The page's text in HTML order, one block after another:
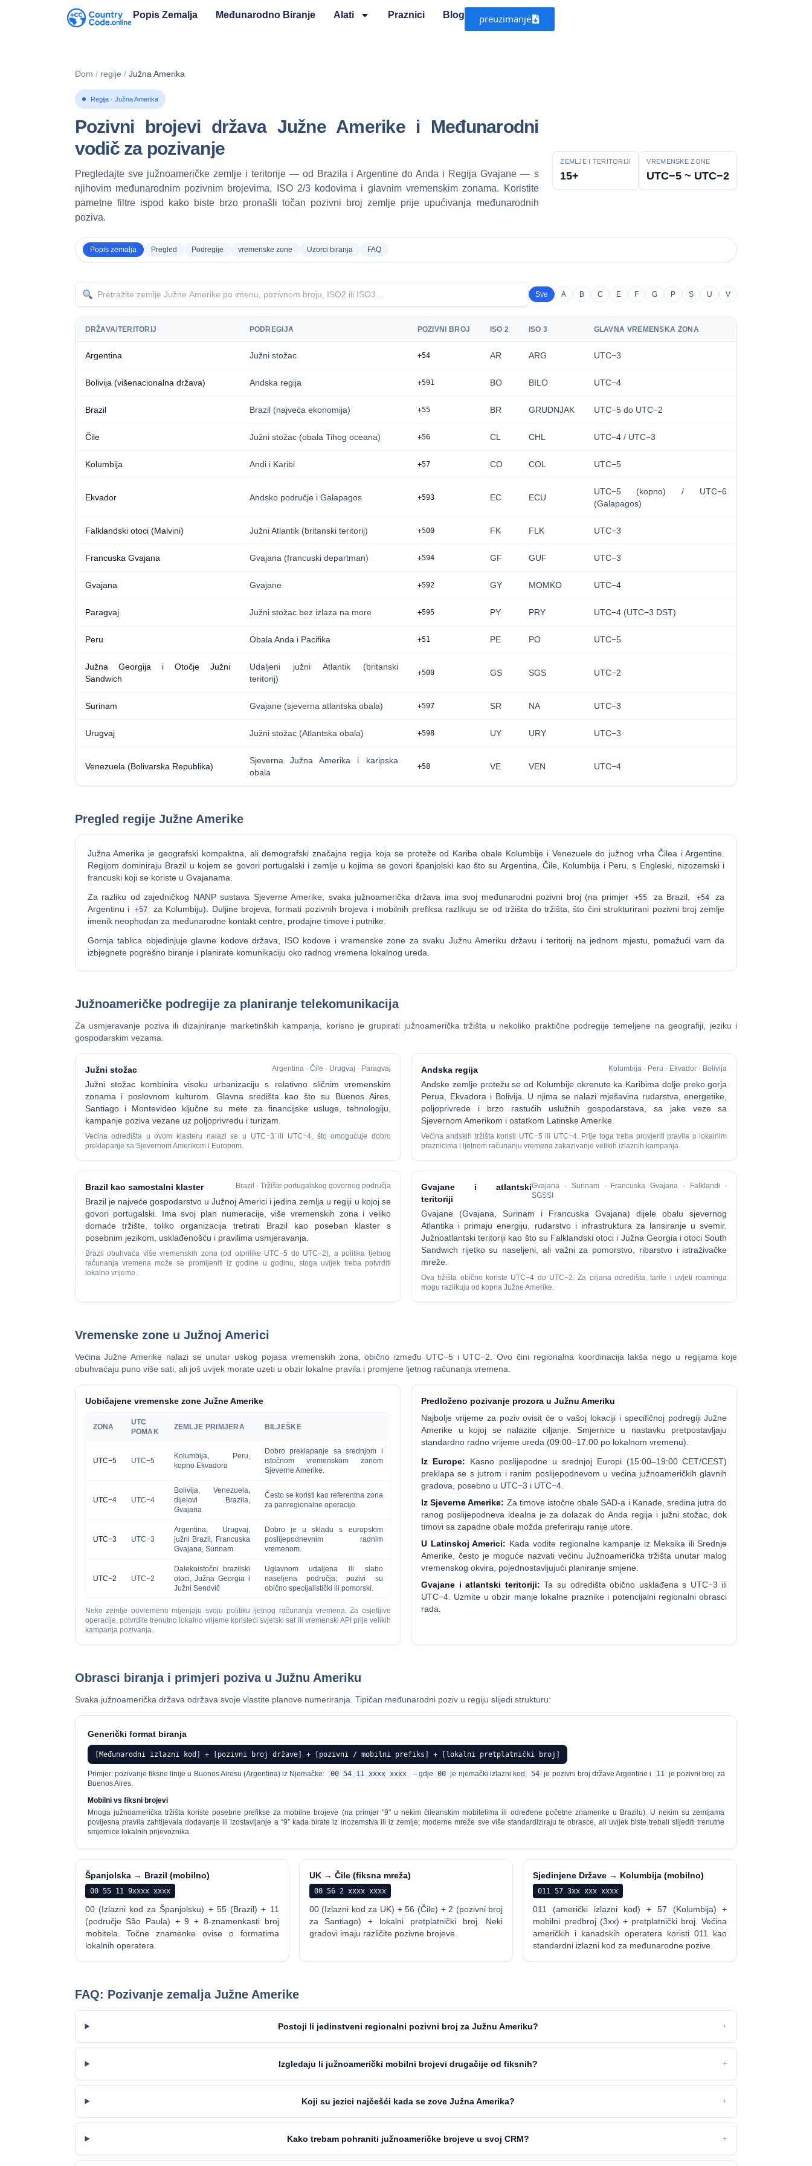
Popis Zemalja Međunarodno Biranje Alati Praznici Blog preuzimanje
Dom / regije / Južna Amerika
Regija · Južna Amerika
Pozivni brojevi država Južne Amerike i Međunarodni
vodič za pozivanje
Pregledajte sve južnoameričke zemlje i teritorije — od Brazila i Argentine do Anda i Regija Gvajane — s
njihovim međunarodnim pozivnim brojevima, ISO 2/3 kodovima i glavnim vremenskim zonama. Koristite
pametne filtre ispod kako biste brzo pronašli točan pozivni broj zemlje prije upućivanja međunarodnih
poziva.
ZEMLJE I TERITORIJI
15+
VREMENSKE ZONE
UTC−5 ~ UTC−2
Popis zemalja Pregled Podregije vremenske zone Uzorci biranja FAQ
Sve A B C E F G P S U V
DRŽAVA/TERITORIJ PODREGIJA POZIVNI BROJ ISO 2 ISO 3 GLAVNA VREMENSKA ZONA
Argentina Južni stožac +54 AR ARG UTC−3
Bolivija (višenacionalna država) Andska regija +591 BO BILO UTC−4
Brazil Brazil (najveća ekonomija) +55 BR GRUDNJAK UTC−5 do UTC−2
Čile Južni stožac (obala Tihog oceana) +56 CL CHL UTC−4 / UTC−3
Kolumbija Andi i Karibi +57 CO COL UTC−5
Ekvador Andsko područje i Galapagos +593 EC ECU
UTC−5 (kopno) / UTC−6
(Galapagos)
Falklandski otoci (Malvini) Južni Atlantik (britanski teritorij) +500 FK FLK UTC−3
Francuska Gvajana Gvajana (francuski departman) +594 GF GUF UTC−3
Gvajana Gvajane +592 GY MOMKO UTC−4
Paragvaj Južni stožac bez izlaza na more +595 PY PRY UTC−4 (UTC−3 DST)
Peru Obala Anda i Pacifika +51 PE PO UTC−5
Južna Georgija i Otočje Južni
Sandwich
Udaljeni južni Atlantik (britanski
teritorij)
+500 GS SGS UTC−2
Surinam Gvajane (sjeverna atlantska obala) +597 SR NA UTC−3
Urugvaj Južni stožac (Atlantska obala) +598 UY URY UTC−3
Venezuela (Bolivarska Republika)
Sjeverna Južna Amerika i karipska
obala
+58 VE VEN UTC−4
Pregled regije Južne Amerike
Južna Amerika je geografski kompaktna, ali demografski značajna regija koja se proteže od Kariba obale Kolumbije i Venezuele do južnog vrha Čilea i Argentine.
Regijom dominiraju Brazil u kojem se govori portugalski i zemlje u kojima se govori španjolski kao što su Argentina, Čile, Kolumbija i Peru, s Engleski, nizozemski i
francuski koji se koriste u Gvajanama.
Za razliku od zajedničkog NANP sustava Sjeverne Amerike, svaka južnoamerička država ima svoj međunarodni pozivni broj (na primjer
+55 za Brazil, +54
za
Argentinu i
+57
za Kolumbiju). Duljine brojeva, formati pozivnih brojeva i mobilnih prefiksa razlikuju se od tržišta do tržišta, što čini strukturirani pozivni broj zemlje
imenik neophodan za međunarodne kontakt centre, prodajne timove i putnike.
Gornja tablica objedinjuje glavne kodove država, ISO kodove i vremenske zone za svaku Južnu Ameriku državu i teritorij na jednom mjestu, pomažući vam da
izbjegnete pogrešno biranje i planirate komunikaciju oko radnog vremena lokalnog ureda.
Južnoameričke podregije za planiranje telekomunikacija
Za usmjeravanje poziva ili dizajniranje marketinških kampanja, korisno je grupirati južnoamerička tržišta u nekoliko praktične podregije temeljene na geografiji, jeziku i
gospodarskim vezama.
Južni stožac Argentina · Čile · Urugvaj · Paragvaj
Južni stožac kombinira visoku urbanizaciju s relativno sličnim vremenskim
zonama i poslovnom kulturom. Glavna središta kao što su Buenos Aires,
Santiago i Montevideo ključne su mete za financijske usluge, tehnologiju,
kampanje poziva vezane uz poljoprivredu i turizam.
Većina odredišta u ovom klasteru nalazi se u UTC−3 ili UTC−4, što omogućuje dobro
preklapanje sa Sjevernom Amerikom i Europom.
Andska regija Kolumbija · Peru · Ekvador · Bolivija
Andske zemlje protežu se od Kolumbije okrenute ka Karibima dolje preko gorja
Perua, Ekvadora i Bolivija. U njima se nalazi mješavina rudarstva, energetike,
poljoprivrede i brzo rastućih uslužnih gospodarstava, sa jake veze sa
Sjevernom Amerikom i ostatkom Latinske Amerike.
Većina andskih tržišta koristi UTC−5 ili UTC−4. Prije toga treba provjeriti pravila o lokalnim
praznicima i ljetnom računanju vremena zakazivanje velikih izlaznih kampanja.
Brazil kao samostalni klaster Brazil · Tržište portugalskog govornog područja
Brazil je najveće gospodarstvo u Južnoj Americi i jedina zemlja u regiji u kojoj se
govori portugalski. Ima svoj plan numeracije, više vremenskih zona i veliko
domaće tržište, toliko organizacija tretirati Brazil kao poseban klaster s
posebnim jezikom, usklađenošću i pravilima usmjeravanja.
Brazil obuhvaća više vremenskih zona (od otprilike UTC−5 do UTC−2), a politika ljetnog
računanja vremena može se promijeniti iz godine u godinu, stoga uvijek treba potvrditi
lokalno vrijeme.
Gvajane i atlantski
teritoriji
Gvajana · Surinam · Francuska Gvajana · Falklandi ·
SGSSI
Gvajane (Gvajana, Surinam i Francuska Gvajana) dijele obalu sjevernog
Atlantika i primaju energiju, rudarstvo i infrastruktura za lansiranje u svemir.
Južnoatlantski teritoriji kao što su Falklandski otoci i Južna Georgia i otoci South
Sandwich rijetko su naseljeni, ali važni za pomorstvo, ribarstvo i istraživačke
mreže.
Ova tržišta obično koriste UTC−4 do UTC−2. Za ciljana odredišta, tarife i uvjeti roaminga
mogu razlikuju od kopna Južne Amerike.
Vremenske zone u Južnoj Americi
Većina Južne Amerike nalazi se unutar uskog pojasa vremenskih zona, obično između UTC−5 i UTC−2. Ovo čini regionalna koordinacija lakša nego u regijama koje
obuhvaćaju puno više sati, ali još uvijek morate uzeti u obzir lokalne pravila i promjene ljetnog računanja vremena.
Uobičajene vremenske zone Južne Amerike
ZONA
UTC
POMAK
ZEMLJE PRIMJERA BILJEŠKE
UTC−5 UTC−5
Kolumbija, Peru,
kopno Ekvadora
Dobro preklapanje sa srednjom i
istočnom vremenskom zonom
Sjeverne Amerike.
UTC−4 UTC−4
Bolivija, Venezuela,
dijelovi Brazila,
Gvajana
Često se koristi kao referentna zona
za panregionalne operacije.
UTC−3 UTC−3
Argentina, Urugvaj,
južni Brazil, Francuska
Gvajana, Surinam
Dobro je u skladu s europskim
poslijepodnevnim radnim
vremenom.
UTC−2 UTC−2
Dalekoistočni brazilski
otoci, Južna Georgia i
Južni Sendvič
Uglavnom udaljena ili slabo
naseljena područja; pozivi su
obično specijalistički ili pomorski.
Neke zemlje povremeno mijenjaju svoju politiku ljetnog računanja vremena. Za osjetljive
operacije, potvrdite trenutno lokalno vrijeme koristeći svjetski sat ili vremenski API prije velikih
kampanja pozivanja.
Predloženo pozivanje prozora u Južnu Ameriku
Najbolje vrijeme za poziv ovisit će o vašoj lokaciji i specifičnoj podregiji Južne
Amerike u kojoj se nalazite ciljanje. Smjernice u nastavku pretpostavljaju
standardno radno vrijeme ureda (09:00–17:00 po lokalnom vremenu).
Iz Europe: Kasno poslijepodne u srednjoj Europi (15:00–19:00 CET/CEST)
preklapa se s jutrom i ranim poslijepodnevom u većina južnoameričkih glavnih
gradova, posebno u UTC−3 i UTC−4.
Iz Sjeverne Amerike: Za timove istočne obale SAD-a i Kanade, sredina jutra do
ranog poslijepodneva idealna je za dolazak do Anda regija i južni stožac, dok
timovi sa zapadne obale možda preferiraju ranije utore.
U Latinskoj Americi: Kada vodite regionalne kampanje iz Meksika ili Srednje
Amerike, često je moguće nazvati većinu Južnoamerička tržišta unutar malog
vremenskog okvira, pojednostavljujući planiranje smjene.
Gvajane i atlantski teritoriji: Ta su odredišta obično usklađena s UTC−3 ili
UTC−4. Uzmite u obzir manje lokalne praznike i potencijalni regionalni obrasci
rada.
Obrasci biranja i primjeri poziva u Južnu Ameriku
Svaka južnoamerička država održava svoje vlastite planove numeriranja. Tipičan međunarodni poziv u regiju slijedi strukturu:
Generički format biranja
[Međunarodni izlazni kod] + [pozivni broj države] + [pozivni / mobilni prefiks] + [lokalni pretplatnički broj]
Primjer: pozivanje fiksne linije u Buenos Airesu (Argentina) iz Njemačke: 00 54 11 xxxx xxxx – gdje 00 je njemački izlazni kod, 54 je pozivni broj države Argentine i 11 je pozivni broj za
Buenos Aires.
Mobilni vs fiksni brojevi
Mnoga južnoamerička tržišta koriste posebne prefikse za mobilne brojeve (na primjer "9" u nekim čileanskim mobitelima ili određene početne znamenke u Brazilu). U nekim su zemljama
povijesna pravila zahtijevala dodavanje ili izostavljanje a “9” kada birate iz inozemstva ili iz zemlje; moderne mreže sve više standardiziraju te obrasce, ali uvijek biste trebali slijediti trenutne
smjernice lokalnih prijevoznika.
Španjolska → Brazil (mobilno)
00 55 11 9xxxx xxxx
00 (Izlazni kod za Španjolsku) + 55 (Brazil) + 11
(područje São Paula) + 9 + 8-znamenkasti broj
mobitela. Točne znamenke ovise o formatima
lokalnih operatera.
UK → Čile (fiksna mreža)
00 56 2 xxxx xxxx
00 (Izlazni kod za UK) + 56 (Čile) + 2 (pozivni broj
za Santiago) + lokalni pretplatnički broj. Neki
gradovi imaju različite pozivne brojeve.
Sjedinjene Države → Kolumbija (mobilno)
011 57 3xx xxx xxxx
011 (američki izlazni kod) + 57 (Kolumbija) +
mobilni predbroj (3xx) + pretplatnički broj. Većina
američkih i kanadskih operatera koristi 011 kao
standardni izlazni kod za međunarodne pozive.
FAQ: Pozivanje zemalja Južne Amerike
Postoji li jedinstveni regionalni pozivni broj za Južnu Ameriku? +
Izgledaju li južnoamerički mobilni brojevi drugačije od fiksnih? +
Koji su jezici najčešći kada se zove Južna Amerika? +
Kako trebam pohraniti južnoameričke brojeve u svoj CRM? +